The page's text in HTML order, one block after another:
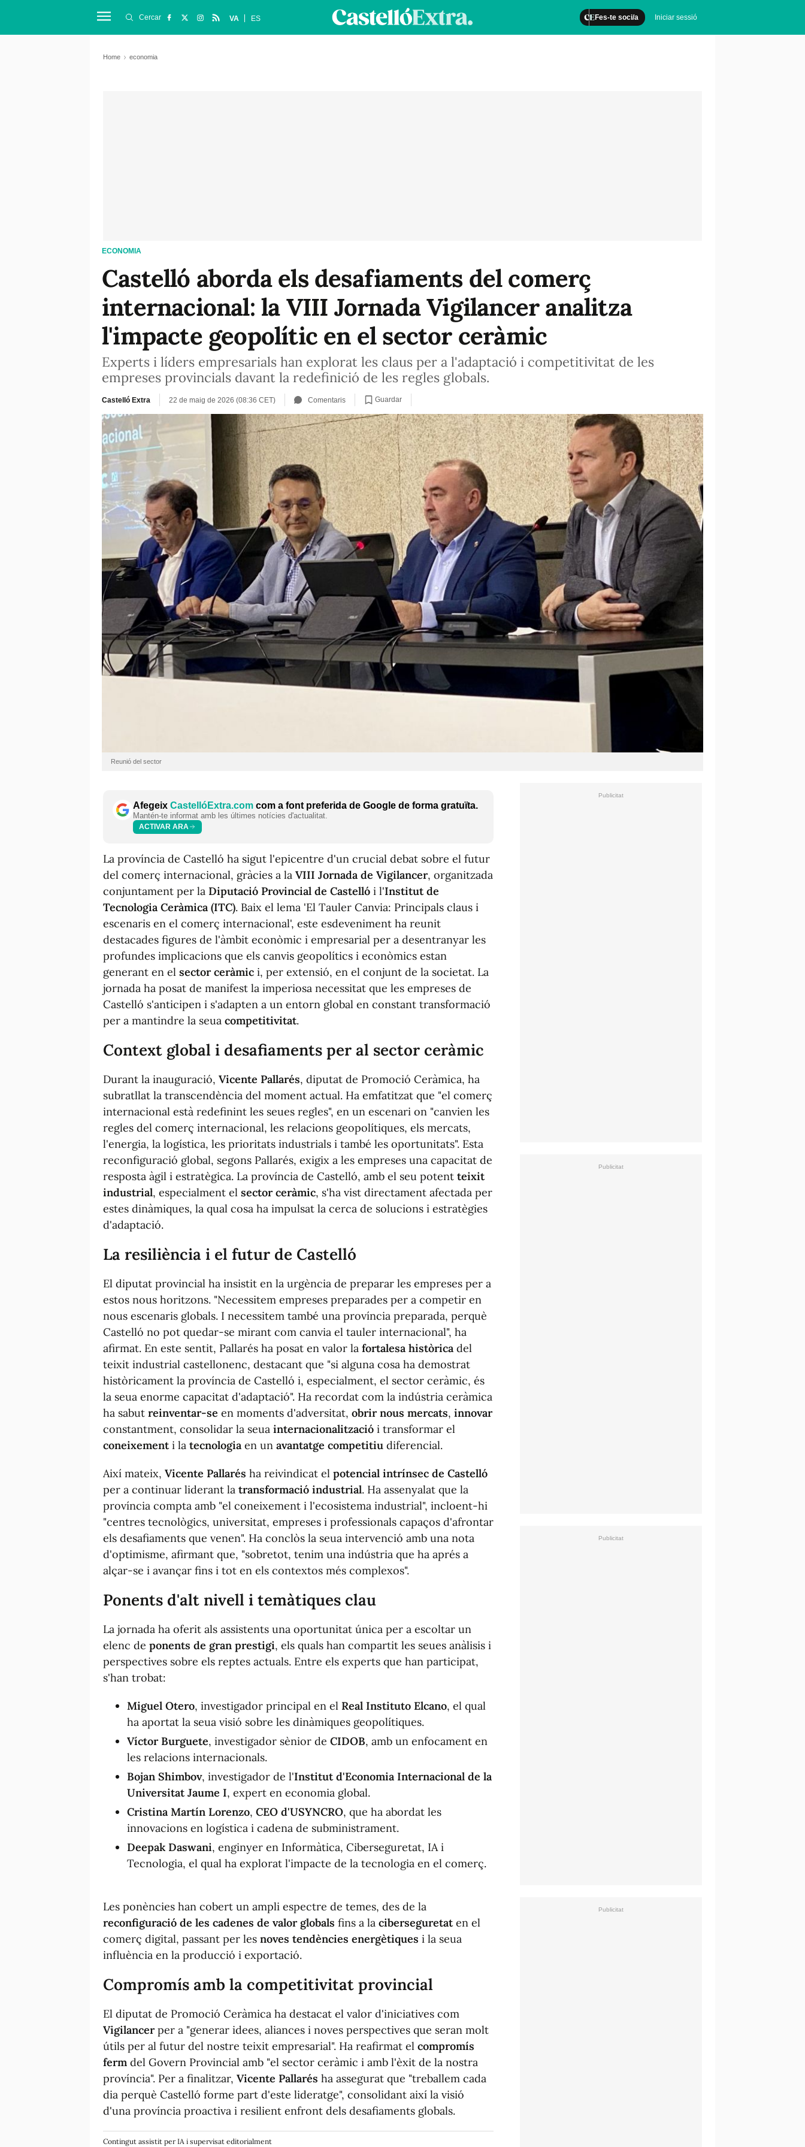
Fes-te soci/a Iniciar sessió
Cercar VA ES
Home economia
ECONOMIA
Castelló aborda els desafiaments del comerç
internacional: la VIII Jornada Vigilancer analitza
l'impacte geopolític en el sector ceràmic
Experts i líders empresarials han explorat les claus per a l'adaptació i competitivitat de les
empreses provincials davant la redefinició de les regles globals.
Castelló Extra 22 de maig de 2026 (08:36 CET) Comentaris Guardar
Reunió del sector
Afegeix CastellóExtra.com com a font preferida de Google de forma gratuïta.
Mantén-te informat amb les últimes notícies d'actualitat.
ACTIVAR ARA
La província de Castelló ha sigut l'epicentre d'un crucial debat sobre el futur
del comerç internacional, gràcies a la VIII Jornada de Vigilancer, organitzada
conjuntament per la Diputació Provincial de Castelló i l'Institut de
Tecnologia Ceràmica (ITC). Baix el lema 'El Tauler Canvia: Principals claus i
escenaris en el comerç internacional', este esdeveniment ha reunit
destacades figures de l'àmbit econòmic i empresarial per a desentranyar les
profundes implicacions que els canvis geopolítics i econòmics estan
generant en el sector ceràmic i, per extensió, en el conjunt de la societat. La
jornada ha posat de manifest la imperiosa necessitat que les empreses de
Castelló s'anticipen i s'adapten a un entorn global en constant transformació
per a mantindre la seua competitivitat.
Context global i desafiaments per al sector ceràmic
Durant la inauguració, Vicente Pallarés, diputat de Promoció Ceràmica, ha
subratllat la transcendència del moment actual. Ha emfatitzat que "el comerç
internacional està redefinint les seues regles", en un escenari on "canvien les
regles del comerç internacional, les relacions geopolítiques, els mercats,
l'energia, la logística, les prioritats industrials i també les oportunitats". Esta
reconfiguració global, segons Pallarés, exigix a les empreses una capacitat de
resposta àgil i estratègica. La província de Castelló, amb el seu potent teixit
industrial, especialment el sector ceràmic, s'ha vist directament afectada per
estes dinàmiques, la qual cosa ha impulsat la cerca de solucions i estratègies
d'adaptació.
La resiliència i el futur de Castelló
El diputat provincial ha insistit en la urgència de preparar les empreses per a
estos nous horitzons. "Necessitem empreses preparades per a competir en
nous escenaris globals. I necessitem també una província preparada, perquè
Castelló no pot quedar-se mirant com canvia el tauler internacional", ha
afirmat. En este sentit, Pallarés ha posat en valor la fortalesa històrica del
teixit industrial castellonenc, destacant que "si alguna cosa ha demostrat
històricament la província de Castelló i, especialment, el sector ceràmic, és
la seua enorme capacitat d'adaptació". Ha recordat com la indústria ceràmica
ha sabut reinventar-se en moments d'adversitat, obrir nous mercats, innovar
constantment, consolidar la seua internacionalització i transformar el
coneixementi la tecnologia en un avantatge competitiu diferencial.
Així mateix, Vicente Pallarés ha reivindicat el potencial intrínsec de Castelló
per a continuar liderant la transformació industrial. Ha assenyalat que la
província compta amb "el coneixement i l'ecosistema industrial", incloent-hi
"centres tecnològics, universitat, empreses i professionals capaços d'afrontar
els desafiaments que venen". Ha conclòs la seua intervenció amb una nota
d'optimisme, afirmant que, "sobretot, tenim una indústria que ha aprés a
alçar-se i avançar fins i tot en els contextos més complexos".
Ponents d'alt nivell i temàtiques clau
La jornada ha oferit als assistents una oportunitat única per a escoltar un
elenc de ponents de gran prestigi, els quals han compartit les seues anàlisis i
perspectives sobre els reptes actuals. Entre els experts que han participat,
s'han trobat:
Miguel Otero, investigador principal en el Real Instituto Elcano, el qual
ha aportat la seua visió sobre les dinàmiques geopolítiques.
Víctor Burguete, investigador sènior de CIDOB, amb un enfocament en
les relacions internacionals.
Bojan Shimbov, investigador de l'Institut d'Economia Internacional de la
Universitat Jaume I, expert en economia global.
Cristina Martín Lorenzo, CEO d'USYNCRO, que ha abordat les
innovacions en logística i cadena de subministrament.
Deepak Daswani, enginyer en Informàtica, Ciberseguretat, IA i
Tecnologia, el qual ha explorat l'impacte de la tecnologia en el comerç.
Les ponències han cobert un ampli espectre de temes, des de la
reconfiguració de les cadenes de valor globals fins a la ciberseguretaten el
comerç digital, passant per les noves tendències energètiques i la seua
influència en la producció i exportació.
Compromís amb la competitivitat provincial
El diputat de Promoció Ceràmica ha destacat el valor d'iniciatives com
Vigilancerper a "generar idees, aliances i noves perspectives que seran molt
útils per al futur del nostre teixit empresarial". Ha reafirmat el compromís
ferm del Govern Provincial amb "el sector ceràmic i amb l'èxit de la nostra
província". Per a finalitzar, Vicente Pallarés ha assegurat que "treballem cada
dia perquè Castelló forme part d'este lideratge", consolidant així la visió
d'una província proactiva i resilient enfront dels desafiaments globals.
Contingut assistit per IA i supervisat editorialment